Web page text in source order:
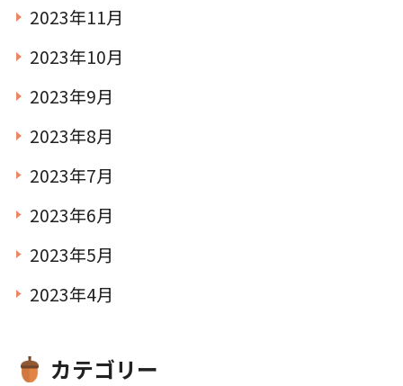
2023年11月
2023年10月
2023年9月
2023年8月
2023年7月
2023年6月
2023年5月
2023年4月
カテゴリー